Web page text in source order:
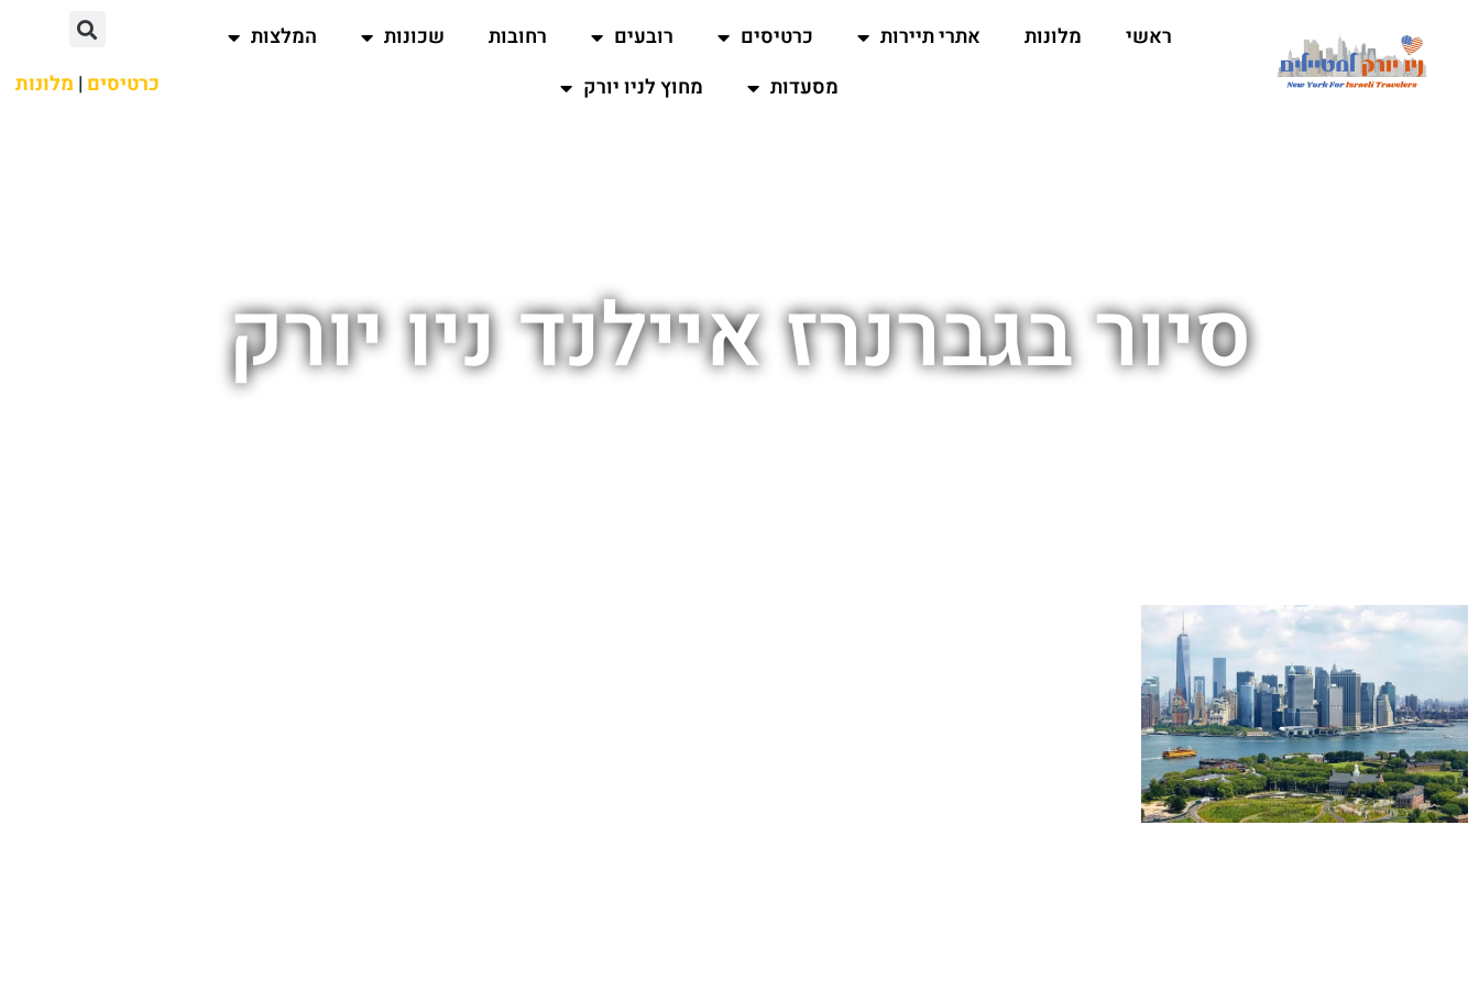
ראשי מלונות אתרי תיירות כרטיסים רובעים רחובות שכונות
המלצות
מסעדות
מחוץ לניו יורק כרטיסים | מלונות
סיור בגברנרז איילנד ניו יורק